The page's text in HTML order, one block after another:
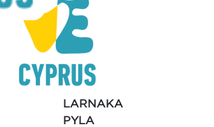
LARNAKA
PYLA